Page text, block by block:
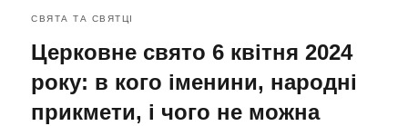
СВЯТА ТА СВЯТЦІ
Церковне свято 6 квітня 2024
року: в кого іменини, народні
прикмети, і чого не можна